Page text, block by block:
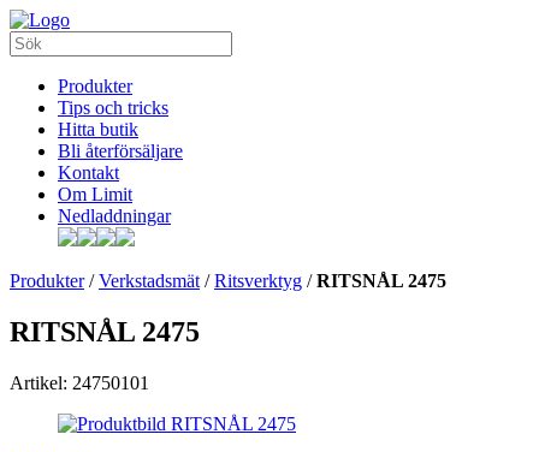
Produkter
Tips och tricks
Hitta butik
Bli återförsäljare
Kontakt
Om Limit
Nedladdningar
Produkter/Verkstadsmät /Ritsverktyg /RITSNÅL 2475
RITSNÅL 2475
Artikel: 24750101